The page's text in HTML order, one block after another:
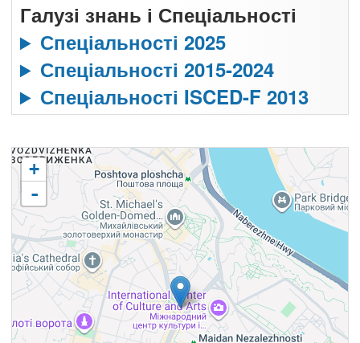
Галузі знань і Спеціальності
Спеціальності 2025
Спеціальності 2015-2024
Спеціальності ISCED-F 2013
+
-